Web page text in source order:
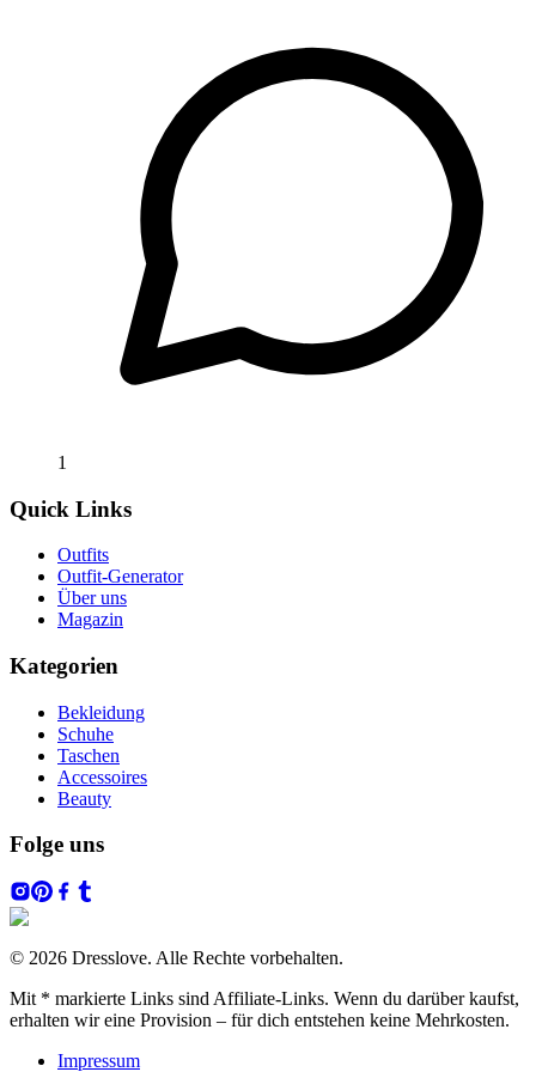
1
Quick Links
Outfits
Outfit-Generator
Über uns
Magazin
Kategorien
Bekleidung
Schuhe
Taschen
Accessoires
Beauty
Folge uns
© 2026 Dresslove. Alle Rechte vorbehalten.
Mit * markierte Links sind Affiliate-Links. Wenn du darüber kaufst,
erhalten wir eine Provision – für dich entstehen keine Mehrkosten.
Impressum